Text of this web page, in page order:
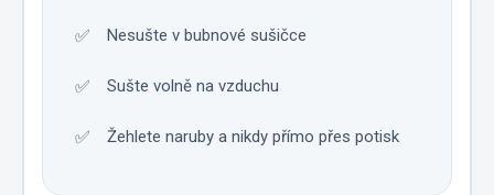
Nesušte v bubnové sušičce
Sušte volně na vzduchu
Žehlete naruby a nikdy přímo přes potisk